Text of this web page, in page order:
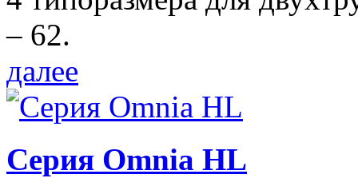
– 62.
далее
Серия Omnia HL